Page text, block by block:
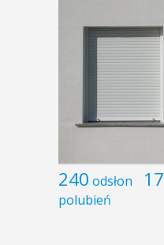
240 odsłon 17
polubień